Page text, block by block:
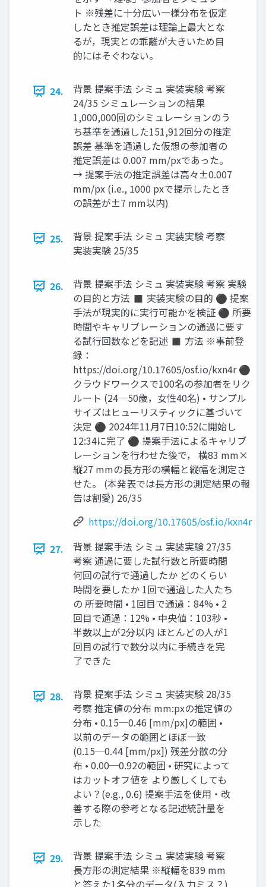
ト ※残差に十分広い一様分布を仮定
したとき推定誤差は理論上最大とな
るが，現実との乖離が大きいため目
的にはそぐわない。
24.
背景 提案手法 シミュ 実装実験 考察
24/35 シミュレーションの結果
1,000,000回のシミュレーションのう
ち基準を通過した151,912回分の推定
誤差 基準を通過した仮想の参加者の
推定誤差は 0.007 mm/pxであった。
→ 提案手法の推定誤差は高々±0.007
mm/px (i.e., 1000 pxで提示したとき
の誤差が±7 mm以内)
25.
背景 提案手法 シミュ 実装実験 考察
実装実験 25/35
26.
背景 提案手法 シミュ 実装実験 考察 実験
の目的と方法 ◼ 実装実験の目的 ⚫ 提案
手法が現実的に実行可能かを検証 ⚫ 所要
時間やキャリブレーションの通過に要す
る試行回数などを記述 ◼ 方法 ※事前登
録：
https://doi.org/10.17605/osf.io/kxn4r ⚫
クラウドワークスで100名の参加者をリク
ルート (24─50歳，女性40名) • サンプル
サイズはヒューリスティックに基づいて
決定 ⚫ 2024年11月7日10:52に開始し
12:34に完了 ⚫ 提案手法によるキャリブ
レーションを行わせた後で， 横83 mm×
縦27 mmの長方形の横幅と縦幅を測定さ
せた。 (本発表では長方形の測定結果の報
告は割愛) 26/35
https://doi.org/10.17605/osf.io/kxn4r
27.
背景 提案手法 シミュ 実装実験 27/35
考察 通過に要した試行数と所要時間
何回の試行で通過したか どのくらい
時間を要したか 1回で通過した人たち
の 所要時間 • 1回目で通過：84% • 2
回目で通過：12% • 中央値：103秒 •
半数以上が2分以内 ほとんどの人が1
回目の試行で数分以内に手続きを完
了できた
28.
背景 提案手法 シミュ 実装実験 28/35
考察 推定値の分布 mm:pxの推定値の
分布 • 0.15─0.46 [mm/px]の範囲 •
以前のデータの範囲とほぼ一致
(0.15─0.44 [mm/px]) 残差分散の分
布 • 0.00─0.92の範囲 • 研究によって
はカットオフ値を より厳しくしても
よい？(e.g., 0.6) 提案手法を使用・改
善する際の参考となる記述統計量を
示した
29.
背景 提案手法 シミュ 実装実験 考察
長方形の測定結果 ※縦幅を839 mm
と答えた1名分のデータ(入力ミス？)